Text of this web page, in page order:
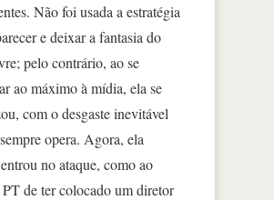
Não foi usada a estratégia
e deixar a fantasia do
pelo contrário, ao se
ao máximo à mídia, ela se
com o desgaste inevitável
opera. Agora, ela
no ataque, como ao
PT de ter colocado um diretor